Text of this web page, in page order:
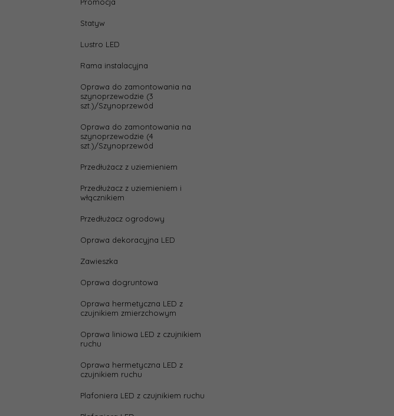
Statyw
Lustro LED
Rama instalacyjna
Oprawa do zamontowania na
szynoprzewodzie (3
szt.)/Szynoprzewód
Oprawa do zamontowania na
szynoprzewodzie (4
szt.)/Szynoprzewód
Przedłużacz z uziemieniem
Przedłużacz z uziemieniem i
włącznikiem
Przedłużacz ogrodowy
Oprawa dekoracyjna LED
Zawieszka
Oprawa dogruntowa
Oprawa hermetyczna LED z
czujnikiem zmierzchowym
Oprawa liniowa LED z czujnikiem
ruchu
Oprawa hermetyczna LED z
czujnikiem ruchu
Plafoniera LED z czujnikiem ruchu